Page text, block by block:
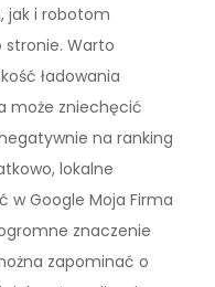
jak i robotom
stronie. Warto
ładowania
może zniechęcić
na ranking
lokalne
w Google Moja Firma
znaczenie
zapominać o